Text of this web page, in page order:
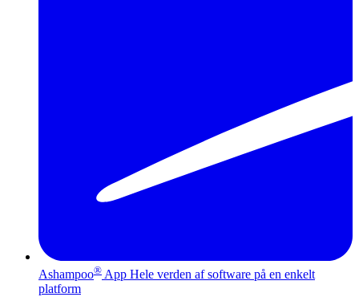
Ashampoo® App Hele verden af software på en enkelt
platform